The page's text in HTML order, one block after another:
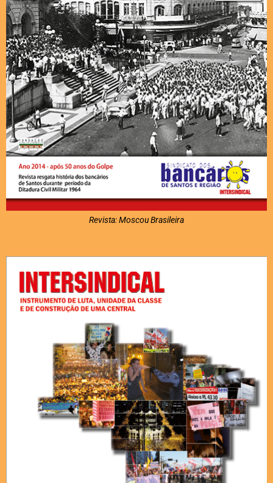
Revista: Moscou Brasileira